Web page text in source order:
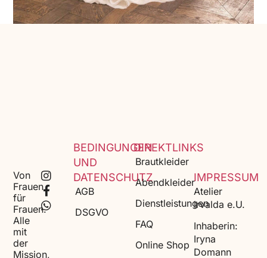
DIREKTLINKS
Brautkleider
Abendkleider
Dienstleistungen
FAQ
Online Shop
BEDINGUNGEN
UND
DATENSCHUTZ
AGB
DSGVO
IMPRESSUM
Atelier
Irvalda e.U.
Inhaberin:
Iryna
Domann
Von
Frauen
für
Frauen.
Alle
mit
der
Mission,